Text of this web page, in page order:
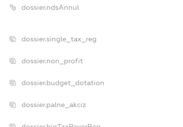
dossier.ndsAnnul
dossier.single_tax_reg
dossier.non_profit
dossier.budget_dotation
dossier.palne_akciz